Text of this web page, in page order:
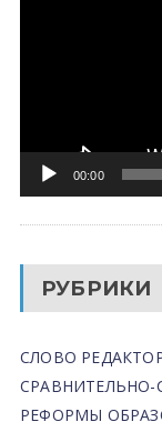
00:00
РУБРИКИ
СЛОВО
РЕФОРМЫ